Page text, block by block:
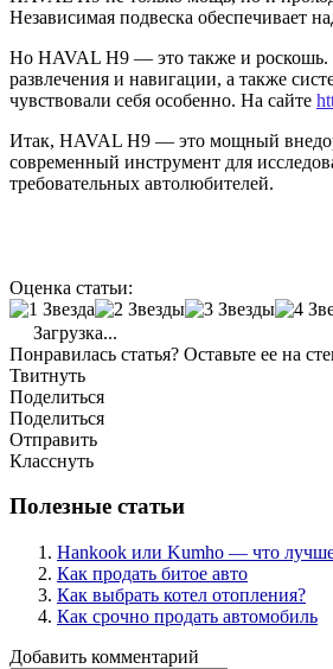
Независимая подвеска обеспечивает
Но HAVAL H9 — это также и роскошь.
развлечения и навигации, а также
чувствовали себя особенно. На сайте
Итак, HAVAL H9 — это мощный
современный инструмент для
требовательных автолюбителей.
Оценка статьи:
Загрузка...
Понравилась статья? Оставьте ее на
Твитнуть
Поделиться
Поделиться
Отправить
Класснуть
Полезные статьи
Hankook или Kumho — что
Как продать битое авто
Как выбрать котел отопления?
Как срочно продать автомобиль
Добавить комментарий